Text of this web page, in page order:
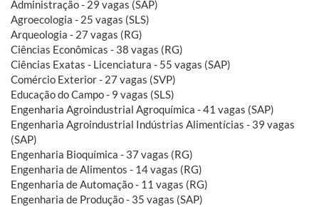
Administração - 29 vagas (SAP)
Agroecologia - 25 vagas (SLS)
Arqueologia - 27 vagas (RG)
Ciências Econômicas - 38 vagas (RG)
Ciências Exatas - Licenciatura - 55 vagas (SAP)
Comércio Exterior - 27 vagas (SVP)
Educação do Campo - 9 vagas (SLS)
Engenharia Agroindustrial Agroquímica - 41 vagas (SAP)
Engenharia Agroindustrial Indústrias Alimentícias - 39 vagas
(SAP)
Engenharia Bioquímica - 37 vagas (RG)
Engenharia de Alimentos - 14 vagas (RG)
Engenharia de Automação - 11 vagas (RG)
Engenharia de Produção - 35 vagas (SAP)